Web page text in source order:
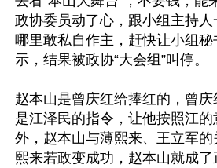
政协委员动了心，跟小组主持人
哪里敢私自作主，赶快让小组
示，结果被政协“大会组”叫停。
赵本山是曾庆红给捧红的，曾
是江泽民的指令，让他按照江
外，赵本山与薄熙来、王立军
熙来若政变成功，赵本山就成